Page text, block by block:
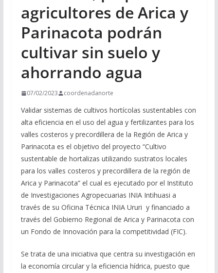
agricultores de Arica y
Parinacota podrán
cultivar sin suelo y
ahorrando agua
07/02/2023 coordenadanorte
Validar sistemas de cultivos hortícolas sustentables con
alta eficiencia en el uso del agua y fertilizantes para los
valles costeros y precordillera de la Región de Arica y
Parinacota es el objetivo del proyecto “Cultivo
sustentable de hortalizas utilizando sustratos locales
para los valles costeros y precordillera de la región de
Arica y Parinacota” el cual es ejecutado por el Instituto
de Investigaciones Agropecuarias INIA Intihuasi a
través de su Oficina Técnica INIA Ururi y financiado a
través del Gobierno Regional de Arica y Parinacota con
un Fondo de Innovación para la competitividad (FIC).
Se trata de una iniciativa que centra su investigación en
la economía circular y la eficiencia hídrica, puesto que